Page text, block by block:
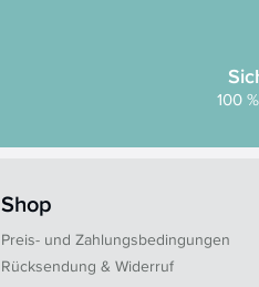
100
Shop
Preis- und Zahlungsbedingungen
Rücksendung & Widerruf